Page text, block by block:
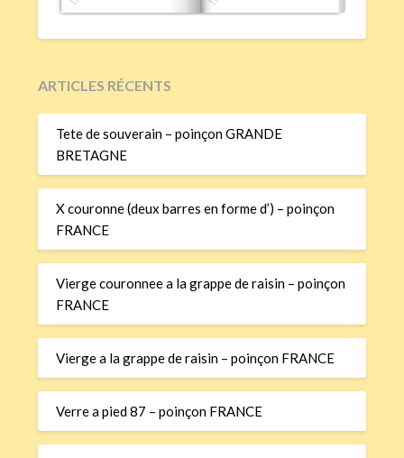
ARTICLES RÉCENTS
Tete de souverain – poinçon GRANDE
BRETAGNE
X couronne (deux barres en forme d’) – poinçon
FRANCE
Vierge couronnee a la grappe de raisin – poinçon
FRANCE
Vierge a la grappe de raisin – poinçon FRANCE
Verre a pied 87 – poinçon FRANCE